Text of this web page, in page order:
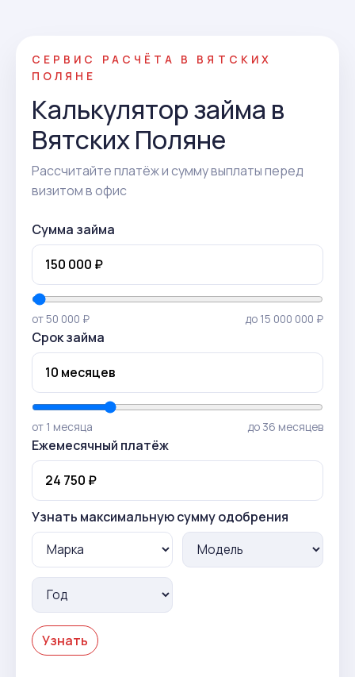
СЕРВИС РАСЧЁТА В ВЯТСКИХ
ПОЛЯНЕ
Калькулятор займа в
Вятских Поляне
Рассчитайте платёж и сумму выплаты перед
визитом в офис
Сумма займа
от 50 000 ₽ до 15 000 000 ₽
Срок займа
от 1 месяца до 36 месяцев
Ежемесячный платёж
Узнать максимальную сумму одобрения
Узнать